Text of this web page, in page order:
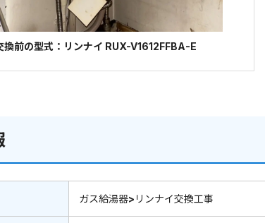
換前の型式：リンナイ RUX-V1612FFBA-E
ガス給湯器>リンナイ交換工事